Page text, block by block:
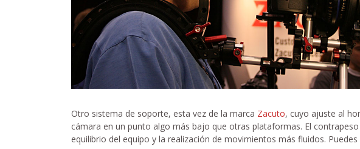
Otro sistema de soporte, esta vez de la marca Zacuto, cuyo ajuste al
cámara en un punto algo más bajo que otras plataformas. El
equilibrio del equipo y la realización de movimientos más fluidos.